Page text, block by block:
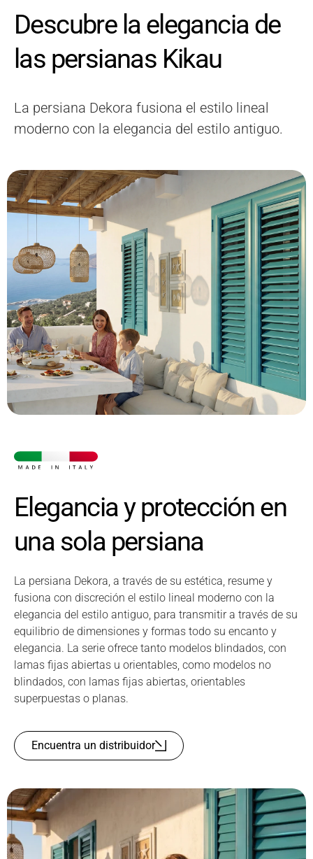
Descubre la elegancia de
las persianas Kikau
La persiana Dekora fusiona el estilo lineal
moderno con la elegancia del estilo antiguo.
Elegancia y protección en
una sola persiana
La persiana Dekora, a través de su estética, resume y
fusiona con discreción el estilo lineal moderno con la
elegancia del estilo antiguo, para transmitir a través de su
equilibrio de dimensiones y formas todo su encanto y
elegancia. La serie ofrece tanto modelos blindados, con
lamas fijas abiertas u orientables, como modelos no
blindados, con lamas fijas abiertas, orientables
superpuestas o planas.
Encuentra un distribuidor